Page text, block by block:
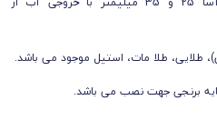
طلایی، طلا مات، استیل موجود می باشد.